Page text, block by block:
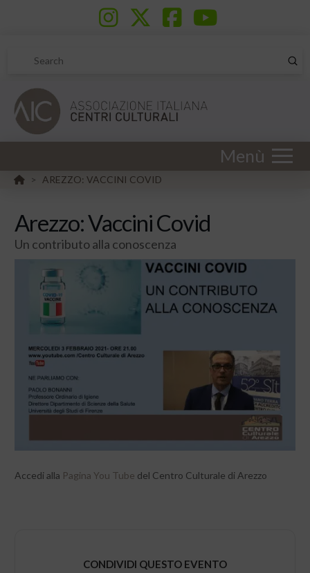
Search
Menù
HOME
> AREZZO: VACCINI COVID
Arezzo: Vaccini Covid
Un contributo alla conoscenza
Accedi alla Pagina You Tube del Centro Culturale di Arezzo
CONDIVIDI QUESTO EVENTO